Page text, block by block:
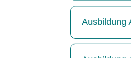
Ausbildung